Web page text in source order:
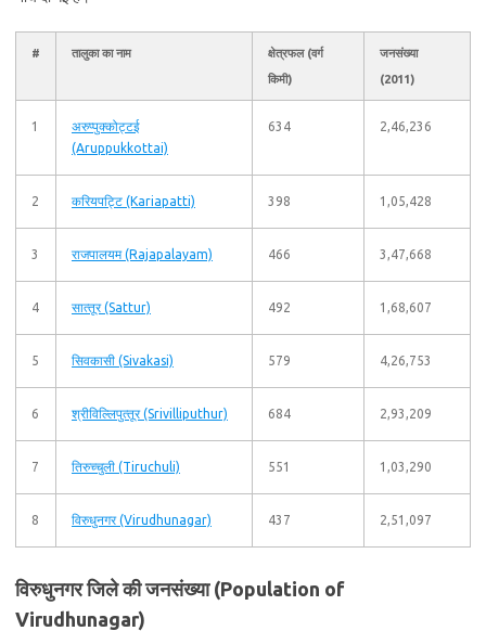
# तालुका का नाम
क्षेत्रफल (वर्ग
किमी)
जनसंख्या
(2011)
1
अरुप्पुक्‍कोट्टई
(Aruppukkottai)
634 2,46,236
2 करियपट्टि (Kariapatti) 398 1,05,428
3 राजपालयम (Rajapalayam) 466 3,47,668
4 सात्‍तूर (Sattur) 492 1,68,607
5 सिवकासी (Sivakasi) 579 4,26,753
6 श्रीविल्लिपुत्‍तूर (Srivilliputhur) 684 2,93,209
7 तिरुच्‍चुली (Tiruchuli) 551 1,03,290
8 विरुधुनगर (Virudhunagar) 437 2,51,097
विरुधुनगर जिले की जनसंख्या (Population of
Virudhunagar)